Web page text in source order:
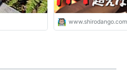
www.shirodango.com